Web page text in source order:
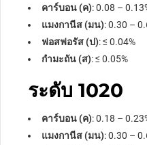
คาร์บอน (ค): 0.08 –
แมงกานีส (มน): 0.30 –
ฟอสฟอรัส (ป):≤ 0.04%
กำมะถัน (ส):≤ 0.05%
ระดับ 1020
คาร์บอน (ค): 0.18 –
แมงกานีส (มน): 0.30 –